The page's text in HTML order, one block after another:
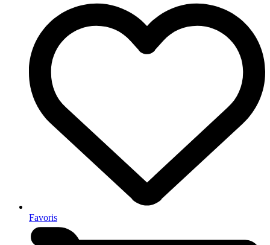
Favoris